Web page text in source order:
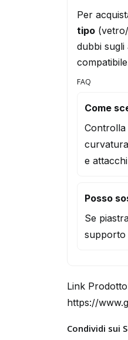
Per
tipo
dubbi sugli
FAQ
Come
e
Posso
Se
supporto
Link
https://
Condividi sui